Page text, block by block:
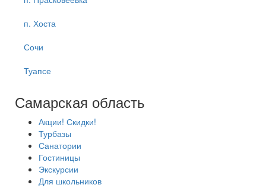
п. Хоста
Сочи
Туапсе
Самарская область
Акции! Скидки!
Турбазы
Санатории
Гостиницы
Экскурсии
Для школьников